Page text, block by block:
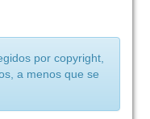
por copyright,
a menos que se